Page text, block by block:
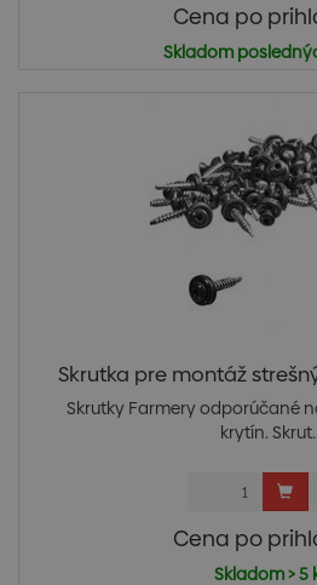
Cena po
Skladom
Skrutka pre montáž
Skrutky Farmery odporúčané
krytín.
Cena po
Skladom > 5